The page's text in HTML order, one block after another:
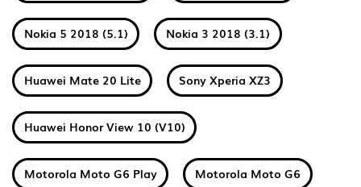
Nokia 5 2018 (5.1) Nokia 3 2018 (3.1)
Huawei Mate 20 Lite Sony Xperia XZ3
Huawei Honor View 10 (V10)
Motorola Moto G6 Play Motorola Moto G6